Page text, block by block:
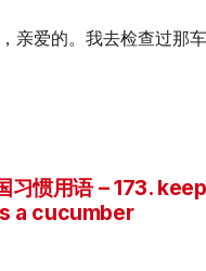
亲爱的。我去检查过那
习惯用语 – 173.
a cucumber